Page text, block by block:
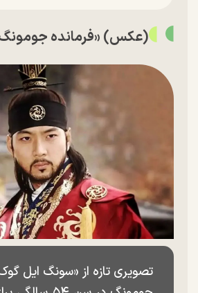
(عکس) «فرمانده
تصویری تازه از «سونگ ایل